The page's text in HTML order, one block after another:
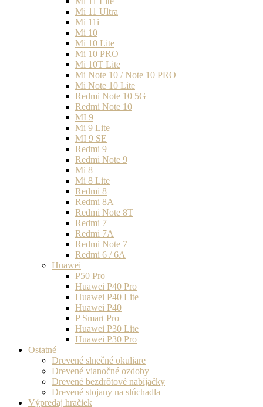
Mi 11 Ultra
Mi 11i
Mi 10
Mi 10 Lite
Mi 10 PRO
Mi 10T Lite
Mi Note 10 / Note 10 PRO
Mi Note 10 Lite
Redmi Note 10 5G
Redmi Note 10
MI 9
Mi 9 Lite
MI 9 SE
Redmi 9
Redmi Note 9
Mi 8
Mi 8 Lite
Redmi 8
Redmi 8A
Redmi Note 8T
Redmi 7
Redmi 7A
Redmi Note 7
Redmi 6 / 6A
Huawei
P50 Pro
Huawei P40 Pro
Huawei P40 Lite
Huawei P40
P Smart Pro
Huawei P30 Lite
Huawei P30 Pro
Ostatné
Drevené slnečné okuliare
Drevené vianočné ozdoby
Drevené bezdrôtové nabíjačky
Drevené stojany na slúchadla
Výpredaj hračiek